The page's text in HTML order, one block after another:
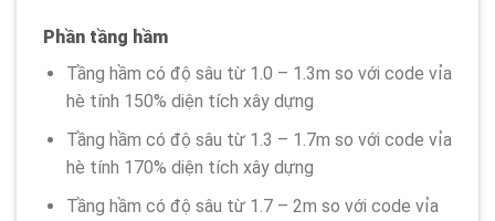
Phần tầng hầm
Tầng hầm có độ sâu từ 1.0 – 1.3m so với code vỉa
hè tính 150% diện tích xây dựng
Tầng hầm có độ sâu từ 1.3 – 1.7m so với code vỉa
hè tính 170% diện tích xây dựng
Tầng hầm có độ sâu từ 1.7 – 2m so với code vỉa